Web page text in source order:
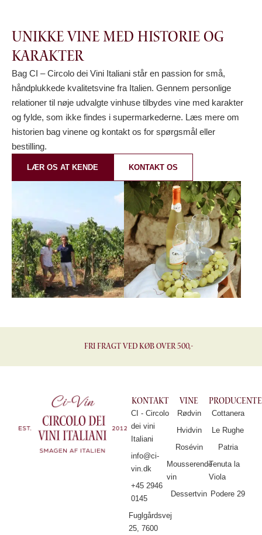
Unikke vine med historie og
karakter
Bag CI – Circolo dei Vini Italiani står en passion for små,
håndplukkede kvalitetsvine fra Italien. Gennem personlige
relationer til nøje udvalgte vinhuse tilbydes vine med karakter
og fylde, som ikke findes i supermarkederne. Læs mere om
historien bag vinene og kontakt os for spørgsmål eller
bestilling.
LÆR OS AT KENDE KONTAKT OS
Fri fragt ved køb over 500,-
Kontakt
CI - Circolo
dei vini
Italiani
info@ci-
vin.dk
+45 2946
0145
Fuglgårdsvej
25, 7600
Vine
Rødvin
Hvidvin
Rosévin
Mousserende
vin
Dessertvin
Cottanera
Le Rughe
Patria
Tenuta la
Viola
Podere 29